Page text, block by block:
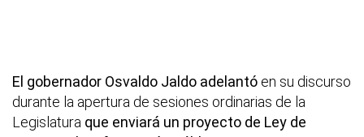
El gobernador Osvaldo Jaldo adelantó en su discurso
durante la apertura de sesiones ordinarias de la
Legislatura que enviará un proyecto de Ley de